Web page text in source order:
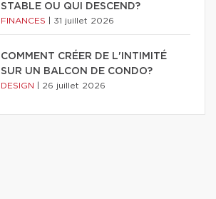
STABLE OU QUI DESCEND?
FINANCES 31 juillet 2026
COMMENT CRÉER DE L'INTIMITÉ
SUR UN BALCON DE CONDO?
DESIGN 26 juillet 2026